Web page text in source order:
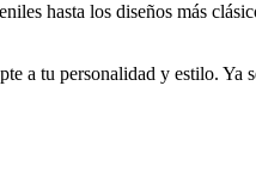
hasta los diseños más
a tu personalidad y estilo.